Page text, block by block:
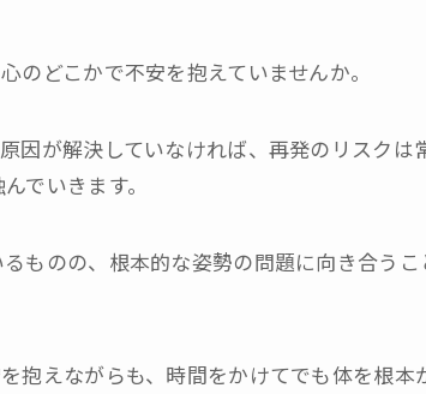
のどこかで不安を抱えていませんか。
因が解決していなければ、再発のリスクは
でいきます。
ものの、根本的な姿勢の問題に向き合う
抱えながらも、時間をかけてでも体を根本